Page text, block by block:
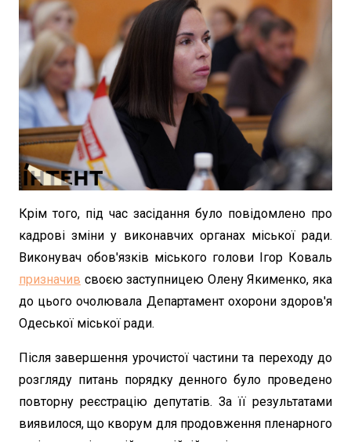
Крім того, під час засідання було повідомлено про
кадрові зміни у виконавчих органах міської ради.
Виконувач обов'язків міського голови Ігор Коваль
призначив своєю заступницею Олену Якименко, яка
до цього очолювала Департамент охорони здоров'я
Одеської міської ради.
Після завершення урочистої частини та переходу до
розгляду питань порядку денного було проведено
повторну реєстрацію депутатів. За її результатами
виявилося, що кворум для продовження пленарного